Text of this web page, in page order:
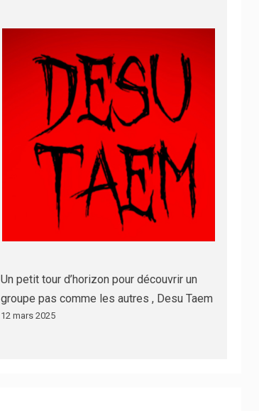
Un petit tour d’horizon pour découvrir un
groupe pas comme les autres , Desu Taem
12 mars 2025